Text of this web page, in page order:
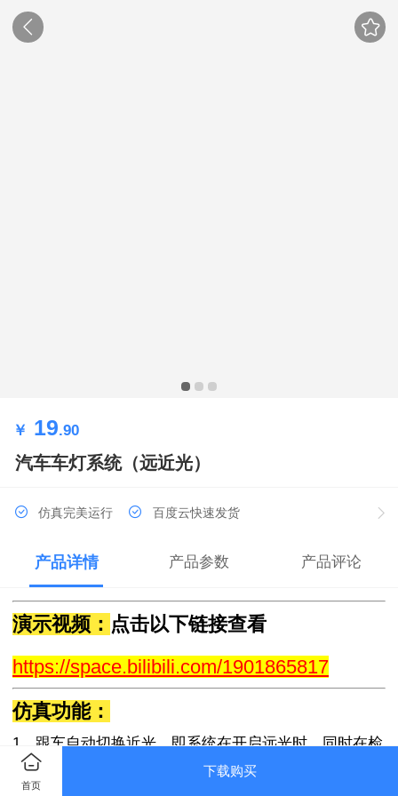
￥ 19.90
汽车车灯系统（远近光）
仿真完美运行 百度云快速发货
产品详情 产品参数 产品评论
演示视频： 点击以下链接查看
https://space.bilibili.com/1901865817
仿真功能：
1、跟车自动切换近光。即系统在开启远光时，同时在检
测前方是否存在障碍物如车辆等，如果存在，即切换为
近光灯。
首页
下载购买